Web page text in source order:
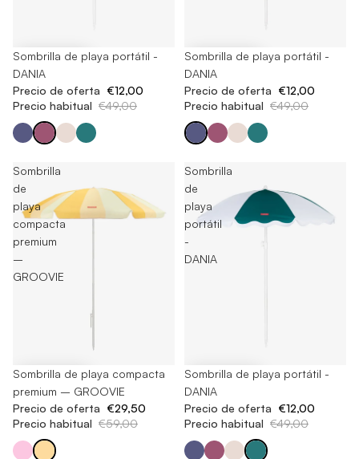
-75%
Sombrilla de playa portátil -
DANIA
Precio de oferta €12,00
Precio habitual €49,00
-75%
Sombrilla de playa portátil -
DANIA
Precio de oferta €12,00
Precio habitual €49,00
Sombrilla
de
playa
compacta
premium
–
GROOVIE
-50%
Sombrilla de playa compacta
premium – GROOVIE
Precio de oferta €29,50
Precio habitual €59,00
Sombrilla
de
playa
portátil
-
DANIA
-75%
Sombrilla de playa portátil -
DANIA
Precio de oferta €12,00
Precio habitual €49,00